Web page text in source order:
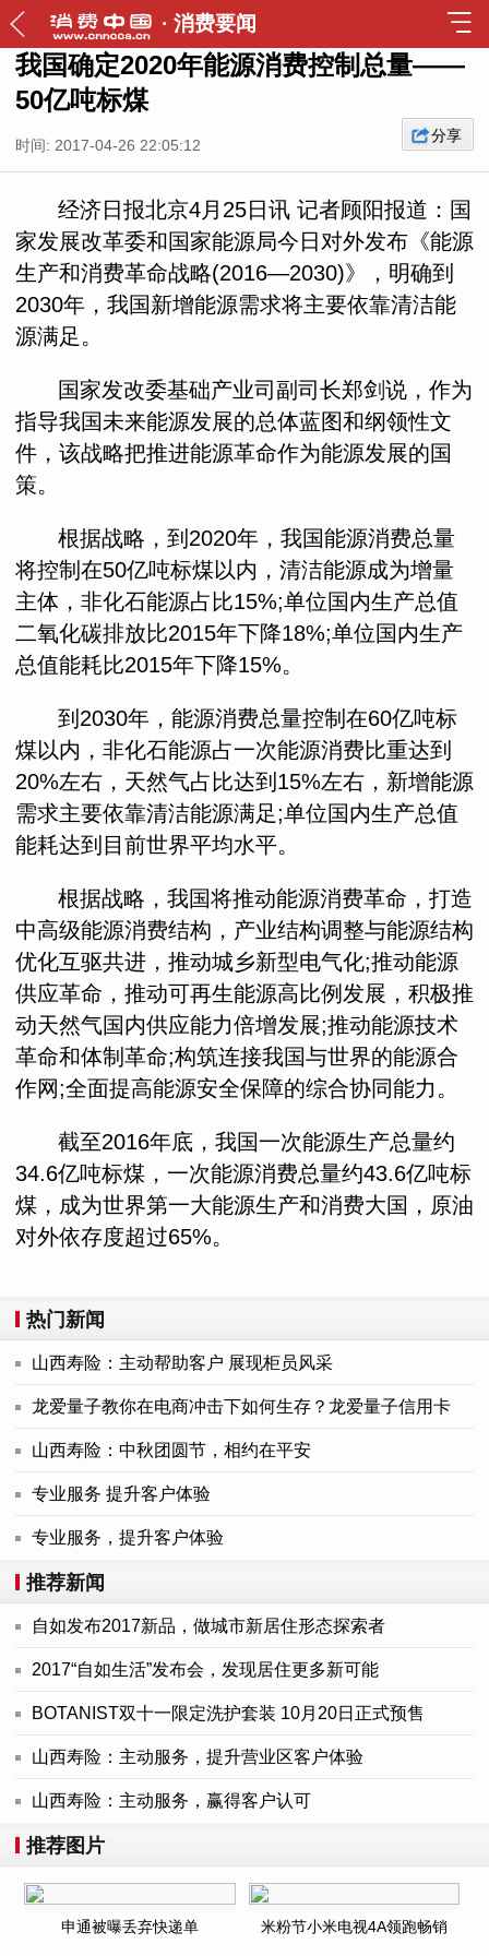
· 消费要闻
我国确定2020年能源消费控制总量——
50亿吨标煤
时间: 2017-04-26 22:05:12
分享
经济日报北京4月25日讯 记者顾阳报道：国
家发展改革委和国家能源局今日对外发布《能源
生产和消费革命战略(2016—2030)》，明确到
2030年，我国新增能源需求将主要依靠清洁能
源满足。
国家发改委基础产业司副司长郑剑说，作为
指导我国未来能源发展的总体蓝图和纲领性文
件，该战略把推进能源革命作为能源发展的国
策。
根据战略，到2020年，我国能源消费总量
将控制在50亿吨标煤以内，清洁能源成为增量
主体，非化石能源占比15%;单位国内生产总值
二氧化碳排放比2015年下降18%;单位国内生产
总值能耗比2015年下降15%。
到2030年，能源消费总量控制在60亿吨标
煤以内，非化石能源占一次能源消费比重达到
20%左右，天然气占比达到15%左右，新增能源
需求主要依靠清洁能源满足;单位国内生产总值
能耗达到目前世界平均水平。
根据战略，我国将推动能源消费革命，打造
中高级能源消费结构，产业结构调整与能源结构
优化互驱共进，推动城乡新型电气化;推动能源
供应革命，推动可再生能源高比例发展，积极推
动天然气国内供应能力倍增发展;推动能源技术
革命和体制革命;构筑连接我国与世界的能源合
作网;全面提高能源安全保障的综合协同能力。
截至2016年底，我国一次能源生产总量约
34.6亿吨标煤，一次能源消费总量约43.6亿吨标
煤，成为世界第一大能源生产和消费大国，原油
对外依存度超过65%。
热门新闻
山西寿险：主动帮助客户 展现柜员风采
龙爱量子教你在电商冲击下如何生存？龙爱量子信用卡
山西寿险：中秋团圆节，相约在平安
专业服务 提升客户体验
专业服务，提升客户体验
推荐新闻
自如发布2017新品，做城市新居住形态探索者
2017“自如生活”发布会，发现居住更多新可能
BOTANIST双十一限定洗护套装 10月20日正式预售
山西寿险：主动服务，提升营业区客户体验
山西寿险：主动服务，赢得客户认可
推荐图片
申通被曝丢弃快递单 米粉节小米电视4A领跑畅销